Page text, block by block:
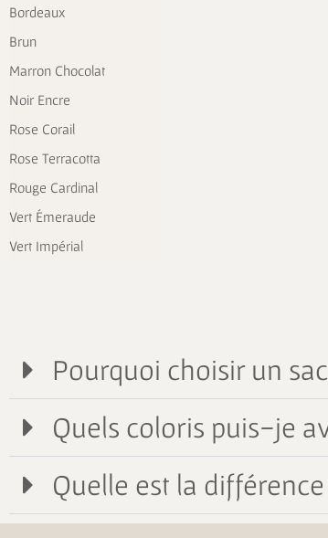
Bordeaux
Brun
Marron Chocolat
Noir Encre
Rose Corail
Rose Terracotta
Rouge Cardinal
Vert Émeraude
Vert Impérial
Pourquoi choisir un
Quels coloris puis-je
Quelle est la